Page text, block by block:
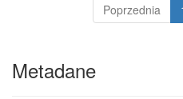
Poprzednia
Metadane